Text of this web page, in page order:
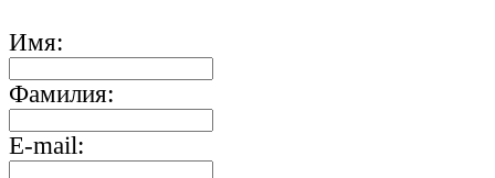
Имя:
Фамилия:
E-mail: